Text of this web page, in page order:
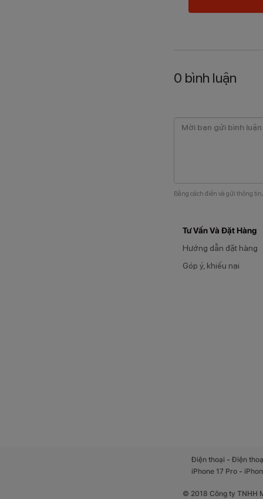
0 bình luận
Bằng cách điền và gửi thông
Tư Vấn Và Đặt Hàng
Hướng dẫn đặt hàng
Góp ý, khiếu nại
Điện thoại -Điện
iPhone 17 Pro -
© 2018 Công ty TNHH